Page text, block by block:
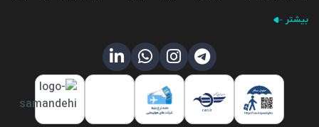
نسل جدید خدمات آنلاین گردشگری آغاز کردیم؛ اما داستان ما از خیلی قبل‌تر شروع
خوش‌نام پرواز قرار دارد که با تجربه‌ای ارزشمند در عرصه سفر و گردشگری، همواره
همراه مسافران بوده است. ما باور داریم سفر، فقط جابه‌جایی نیست؛ تجربه‌ای
است از کشف، آرامش و رشد. به همین دلیل، تمام تمرکز ما بر ارائه خدمات دقیق،
پشتیبانی ۲۴ ساعته و ساختن سفری است که از لحظه تصمیم تا بازگشت، برایتان
بیشتر